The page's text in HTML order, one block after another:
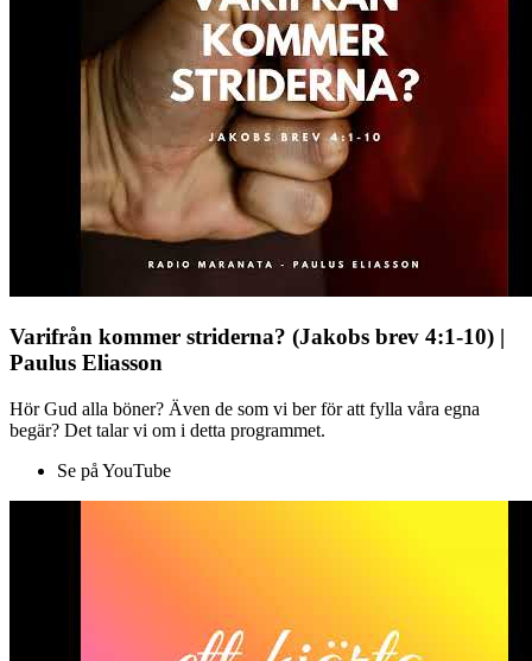
Varifrån kommer striderna? (Jakobs brev 4:1-10) |
Paulus Eliasson
Hör Gud alla böner? Även de som vi ber för att fylla våra egna
begär? Det talar vi om i detta programmet.
Se på YouTube